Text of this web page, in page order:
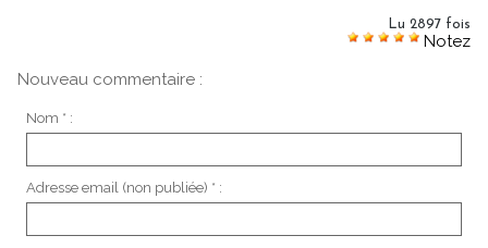
Lu 2897 fois
Notez
Nouveau commentaire :
Nom * :
Adresse email (non publiée) * :